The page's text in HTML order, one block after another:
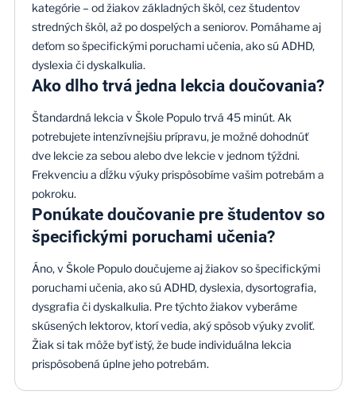
kategórie – od žiakov základných škôl, cez študentov
stredných škôl, až po dospelých a seniorov. Pomáhame aj
deťom so špecifickými poruchami učenia, ako sú ADHD,
dyslexia či dyskalkulia.
Ako dlho trvá jedna lekcia doučovania?
Štandardná lekcia v Škole Populo trvá 45 minút. Ak
potrebujete intenzívnejšiu prípravu, je možné dohodnúť
dve lekcie za sebou alebo dve lekcie v jednom týždni.
Frekvenciu a dĺžku výuky prispôsobíme vašim potrebám a
pokroku.
Ponúkate doučovanie pre študentov so
špecifickými poruchami učenia?
Áno, v Škole Populo doučujeme aj žiakov so špecifickými
poruchami učenia, ako sú ADHD, dyslexia, dysortografia,
dysgrafia či dyskalkulia. Pre týchto žiakov vyberáme
skúsených lektorov, ktorí vedia, aký spôsob výuky zvoliť.
Žiak si tak môže byť istý, že bude individuálna lekcia
prispôsobená úplne jeho potrebám.